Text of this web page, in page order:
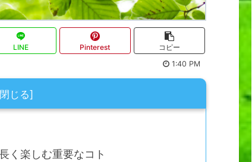
LINE Pinterest
コピー
1:40 PM
く楽しむ重要なコト